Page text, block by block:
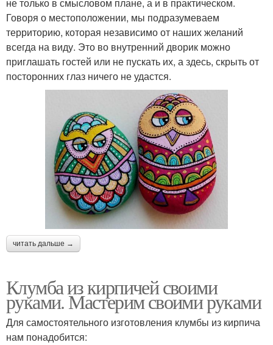
Говоря о местоположении, мы подразумеваем
территорию, которая независимо от наших желаний
всегда на виду. Это во внутренний дворик можно
приглашать гостей или не пускать их, а здесь, скрыть от
посторонних глаз ничего не удастся.
читать дальше →
Клумба из кирпичей своими
руками. Мастерим своими руками
Для самостоятельного изготовления клумбы из кирпича
нам понадобится: